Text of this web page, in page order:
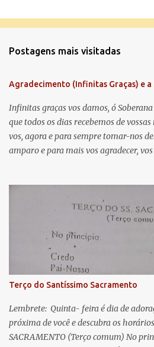
e
t
á
r
i
o
Postagens mais visitadas
Agradecimento (Infinitas Graças) e a
Infinitas graças vos damos, ó
que todos os dias recebemos de
vos, agora e para sempre tomar-nos
amparo e para mais vos agradecer,
lágrimas. Eia, pois, Advogada nossa,
misericordiosos a nós volvei, e depois
Jesus. Bendito é o fruto do vosso
doce e sempre Virgem Maria. Rogai
Para que sejamos dignos das
Terço do Santíssimo Sacramento
Lembrete: Quinta- feira é dia de
próxima de você e descubra os
SACRAMENTO (Terço comum) No